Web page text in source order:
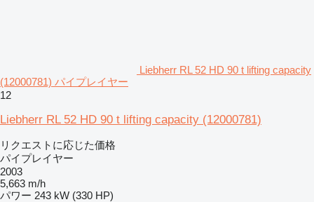
Liebherr RL 52 HD 90 t lifting capacity
(12000781) パイプレイヤー
12
Liebherr RL 52 HD 90 t lifting capacity (12000781)
リクエストに応じた価格
パイプレイヤー
2003
5,663 m/h
パワー 243 kW (330 HP)